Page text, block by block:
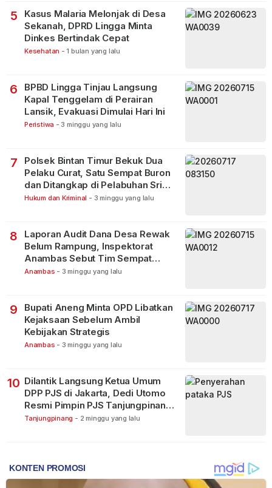
5
Kasus Malaria Melonjak di Desa
Sekanah, DPRD Lingga Minta
Dinkes Bertindak Cepat
Kesehatan - 1 bulan yang lalu
6
BPBD Lingga Tinjau Langsung
Kapal Tenggelam di Perairan
Lansik, Evakuasi Dimulai Hari Ini
Peristiwa - 3 minggu yang lalu
7
Polsek Bintan Timur Bekuk Dua
Pelaku Curat, Satu Sempat Buron
dan Ditangkap di Pelabuhan Sri
Bintan Pura
Hukum dan Kriminal - 3 minggu yang lalu
8
Laporan Audit Dana Desa Rewak
Belum Rampung, Inspektorat
Anambas Sebut Tim Sempat
Terbagi Tangani Kasus Lain
Anambas - 3 minggu yang lalu
9
Bupati Aneng Minta OPD Libatkan
Kejaksaan Sebelum Ambil
Kebijakan Strategis
Anambas - 3 minggu yang lalu
10 Dilantik Langsung Ketua Umum
DPP PJS di Jakarta, Dedi Utomo
Resmi Pimpin PJS Tanjungpinang-
Bintan
Tanjungpinang - 2 minggu yang lalu